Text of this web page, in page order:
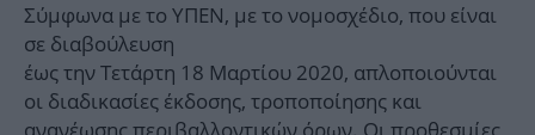
Σύμφωνα με το ΥΠΕΝ, με το νομοσχέδιο, που είναι
σε διαβούλευση
έως την Τετάρτη 18 Μαρτίου 2020, απλοποιούνται
οι διαδικασίες έκδοσης, τροποποίησης και